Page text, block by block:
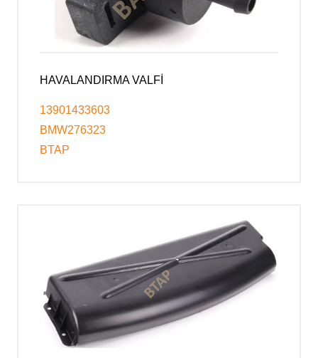
HAVALANDIRMA VALFİ
13901433603
BMW276323
BTAP